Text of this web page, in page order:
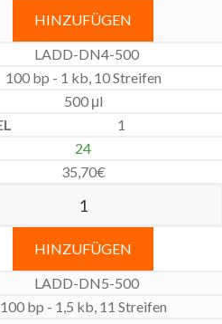
HINZUFÜGEN
LADD-DN4-500
100 bp - 1 kb, 10 Streifen
500 μl
1
24
35,70€
HINZUFÜGEN
LADD-DN5-500
100 bp - 1,5 kb, 11 Streifen